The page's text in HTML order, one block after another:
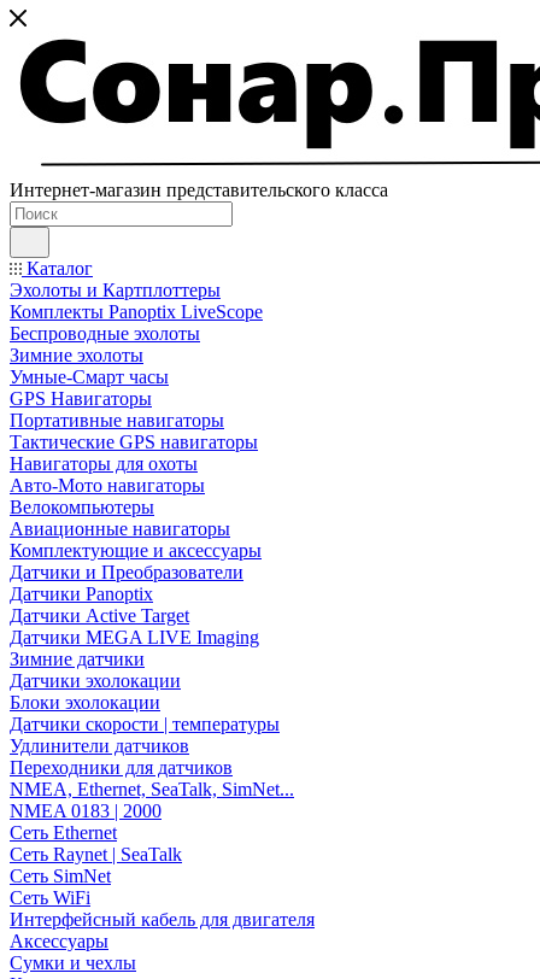
Интернет-магазин представительского класса
Каталог
Эхолоты и Картплоттеры
Комплекты Panoptix LiveScope
Беспроводные эхолоты
Зимние эхолоты
Умные-Смарт часы
GPS Навигаторы
Портативные навигаторы
Тактические GPS навигаторы
Навигаторы для охоты
Авто-Мото навигаторы
Велокомпьютеры
Авиационные навигаторы
Комплектующие и аксессуары
Датчики и Преобразователи
Датчики Panoptix
Датчики Active Target
Датчики MEGA LIVE Imaging
Зимние датчики
Датчики эхолокации
Блоки эхолокации
Датчики скорости | температуры
Удлинители датчиков
Переходники для датчиков
NMEA, Ethernet, SeaTalk, SimNet...
NMEA 0183 | 2000
Сеть Ethernet
Сеть Raynet | SeaTalk
Сеть SimNet
Сеть WiFi
Интерфейсный кабель для двигателя
Аксессуары
Сумки и чехлы